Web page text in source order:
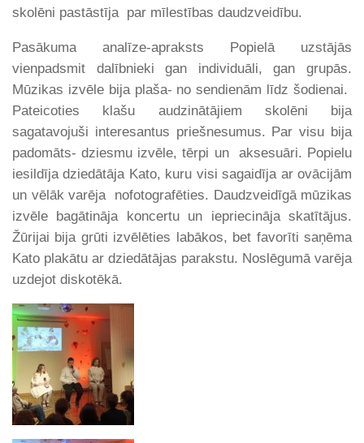
skolēni pastāstīja par mīlestības daudzveidību.
Pasākuma analīze-apraksts Popielā uzstājās
vienpadsmit dalībnieki gan individuāli, gan grupās.
Mūzikas izvēle bija plaša- no sendienām līdz šodienai.
Pateicoties klašu audzinātājiem skolēni bija
sagatavojuši interesantus priešnesumus. Par visu bija
padomāts- dziesmu izvēle, tērpi un aksesuāri. Popielu
iesildīja dziedātāja Kato, kuru visi sagaidīja ar ovācijām
un vēlāk varēja nofotografēties. Daudzveidīgā mūzikas
izvēle bagātināja koncertu un iepriecināja skatītājus.
Žūrijai bija grūti izvēlēties labākos, bet favorīti saņēma
Kato plakātu ar dziedātājas parakstu. Noslēgumā varēja
uzdejot diskotēkā.